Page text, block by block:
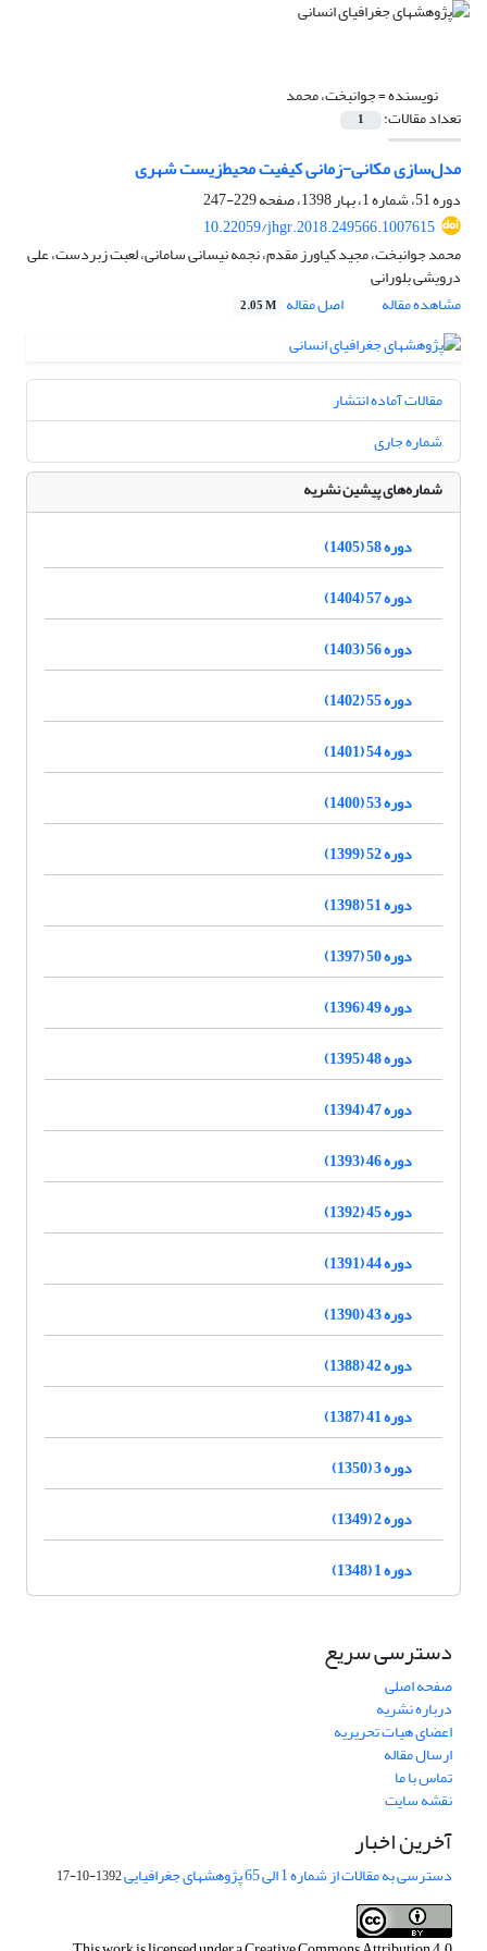
نویسنده =جوانبخت، محمد
تعداد مقالات: 1
مدل‌سازی مکانی-زمانی کیفیت محیط‌زیست شهری
دوره 51، شماره 1، بهار 1398، صفحه
229-247
10.22059/jhgr.2018.249566.1007615
محمد جوانبخت، مجید کیاورز مقدم، نجمه نیسانی سامانی، لعبت زبردست، علی
درویشی بلورانی
مشاهده مقاله
اصل مقاله 2.05 M
مقالات آماده انتشار
شماره جاری
شماره‌های پیشین نشریه
دوره 58 (1405)
دوره 57 (1404)
دوره 56 (1403)
دوره 55 (1402)
دوره 54 (1401)
دوره 53 (1400)
دوره 52 (1399)
دوره 51 (1398)
دوره 50 (1397)
دوره 49 (1396)
دوره 48 (1395)
دوره 47 (1394)
دوره 46 (1393)
دوره 45 (1392)
دوره 44 (1391)
دوره 43 (1390)
دوره 42 (1388)
دوره 41 (1387)
دوره 3 (1350)
دوره 2 (1349)
دوره 1 (1348)
دسترسی سریع
صفحه اصلی
درباره نشریه
اعضای هیات تحریریه
ارسال مقاله
تماس با ما
نقشه سایت
آخرین اخبار
دسترسی به مقالات از شماره 1 الی 65 پژوهشهای جغرافیایی 1392-10-17